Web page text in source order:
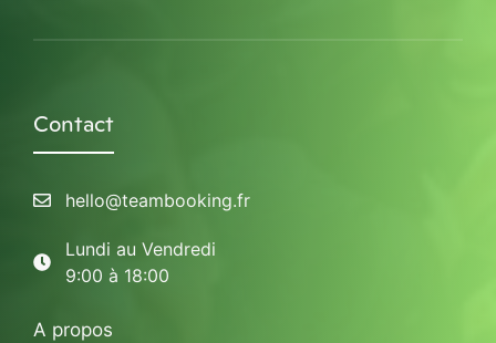
Contact
hello@teambooking.fr
Lundi au Vendredi
9:00 à 18:00
A propos